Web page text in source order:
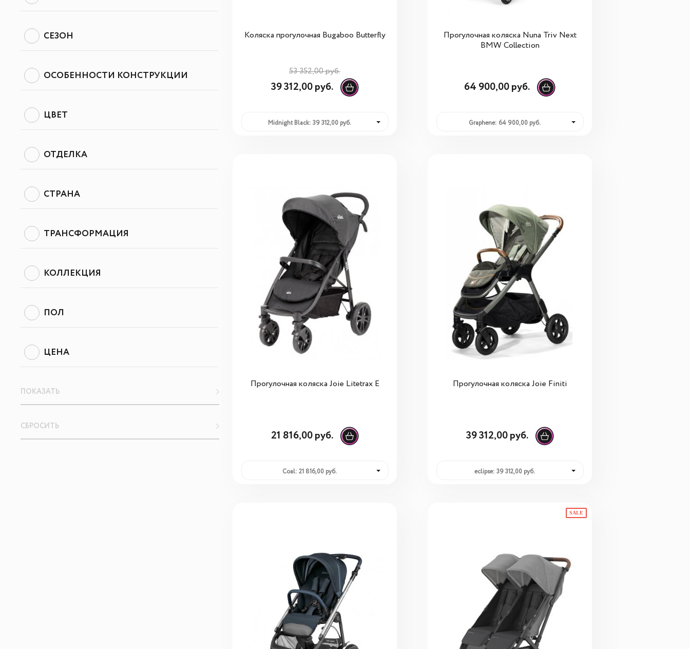
СЕЗОН
ОСОБЕННОСТИ КОНСТРУКЦИИ
ЦВЕТ
ОТДЕЛКА
СТРАНА
ТРАНСФОРМАЦИЯ
КОЛЛЕКЦИЯ
ПОЛ
ЦЕНА
ПОКАЗАТЬ
СБРОСИТЬ
Коляска прогулочная Bugaboo Butterfly
53 352,00 руб.
39 312,00 руб.
Midnight Black: 39 312,00 руб.
Прогулочная коляска Nuna Triv Next
BMW Collection
64 900,00 руб.
Graphene: 64 900,00 руб.
Прогулочная коляска Joie Litetrax E
21 816,00 руб.
Coal: 21 816,00 руб.
Прогулочная коляска Joie Finiti
39 312,00 руб.
eclipse: 39 312,00 руб.
SALE